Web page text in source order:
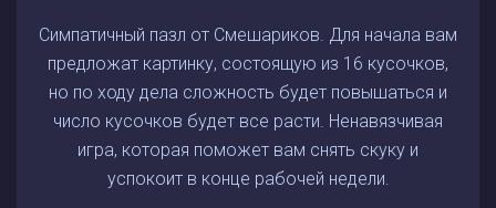
Симпатичный пазл от Смешариков. Для начала вам
предложат картинку, состоящую из 16 кусочков,
но по ходу дела сложность будет повышаться и
число кусочков будет все расти. Ненавязчивая
игра, которая поможет вам снять скуку и
успокоит в конце рабочей недели.